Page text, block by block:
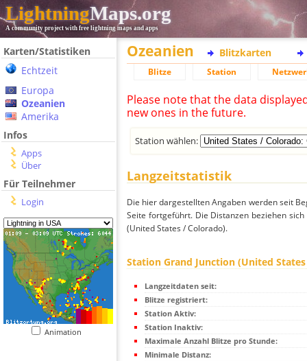
LightningMaps.org
A community project with free lightning maps and apps
Karten/Statistiken
Echtzeit
Europa
Ozeanien
Amerika
Infos
Apps
Über
Für Teilnehmer
Login
Animation
Ozeanien Blitzkarten
Blitze Station
Please note that the data
new ones in the future.
Station wählen:
Langzeitstatistik
Die hier dargestellten Angaben werden seit
Seite fortgeführt. Die Distanzen beziehen
(United States / Colorado).
Station Grand Junction (United
Langzeitdaten seit:
Blitze registriert:
Station Aktiv:
Station Inaktiv:
Maximale Anzahl Blitze pro Stunde:
Minimale Distanz: